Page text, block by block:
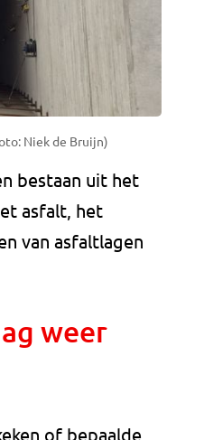
Niek de Bruijn)
bestaan uit het
asfalt, het
van asfaltlagen
weer
of bepaalde